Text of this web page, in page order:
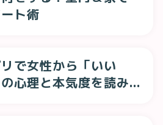
ト術
で女性から「いい
心理と本気度を読み